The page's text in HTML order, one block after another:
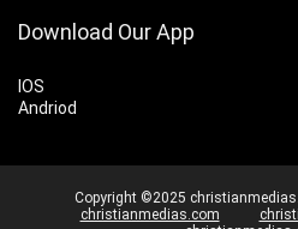
Download Our App
IOS
Andriod
Copyright ©2025
christianmedias.com